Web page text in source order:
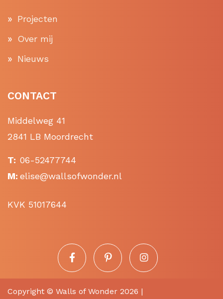
Projecten
Over mij
Nieuws
CONTACT
Middelweg 41
2841 LB Moordrecht
T: 06-52477744
M: elise@wallsofwonder.nl
KVK 51017644
Copyright © Walls of Wonder 2026 |